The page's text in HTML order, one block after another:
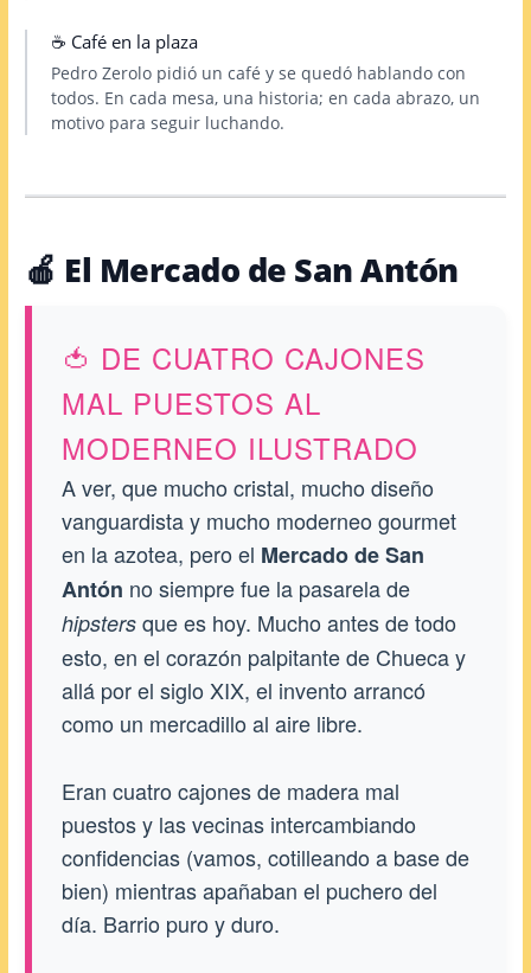
☕ Café en la plaza
Pedro Zerolo pidió un café y se quedó hablando con
todos. En cada mesa, una historia; en cada abrazo, un
motivo para seguir luchando.
🍎 El Mercado de San Antón
🍅 DE CUATRO CAJONES
MAL PUESTOS AL
MODERNEO ILUSTRADO
A ver, que mucho cristal, mucho diseño
vanguardista y mucho moderneo gourmet
en la azotea, pero el Mercado de San
Antón no siempre fue la pasarela de
hipsters que es hoy. Mucho antes de todo
esto, en el corazón palpitante de Chueca y
allá por el siglo XIX, el invento arrancó
como un mercadillo al aire libre.
Eran cuatro cajones de madera mal
puestos y las vecinas intercambiando
confidencias (vamos, cotilleando a base de
bien) mientras apañaban el puchero del
día. Barrio puro y duro.